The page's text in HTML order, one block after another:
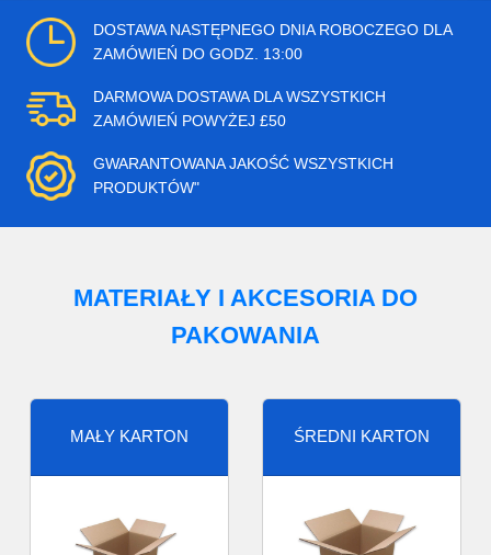
DOSTAWA NASTĘPNEGO DNIA ROBOCZEGO DLA
ZAMÓWIEŃ DO GODZ. 13:00
DARMOWA DOSTAWA DLA WSZYSTKICH
ZAMÓWIEŃ POWYŻEJ £50
GWARANTOWANA JAKOŚĆ WSZYSTKICH
PRODUKTÓW"
MATERIAŁY I AKCESORIA DO
PAKOWANIA
MAŁY KARTON ŚREDNI KARTON